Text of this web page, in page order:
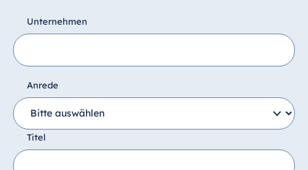
Unternehmen
Anrede
Titel